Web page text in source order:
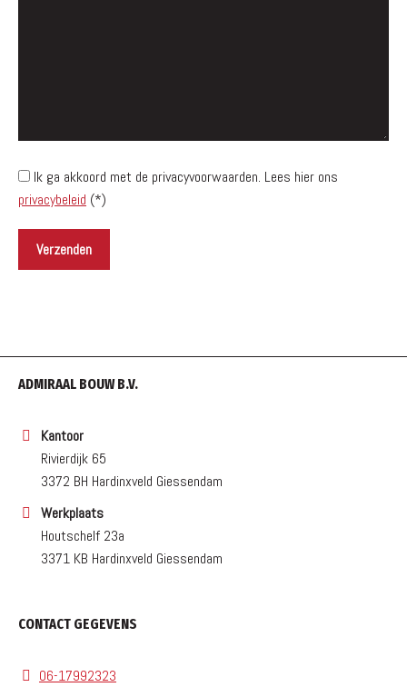
Ik ga akkoord met de privacyvoorwaarden. Lees hier ons
privacybeleid (*)
ADMIRAAL BOUW B.V.
Kantoor
Rivierdijk 65
3372 BH Hardinxveld Giessendam
Werkplaats
Houtschelf 23a
3371 KB Hardinxveld Giessendam
CONTACT GEGEVENS
06-17992323